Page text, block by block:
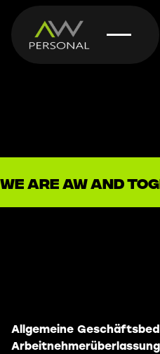
We are AW and
Allgemeine
Arbeitnehmerüberlassung